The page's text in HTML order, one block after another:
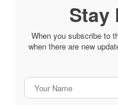
Stay
When you subscribe to
when there are new